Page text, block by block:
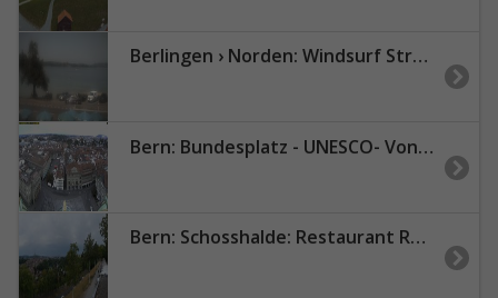
Berlingen › Norden: Windsurf Strand - Untersee
Bern: Bundesplatz - UNESCO- Von Bern
Bern: Schosshalde: Restaurant Rosengarten